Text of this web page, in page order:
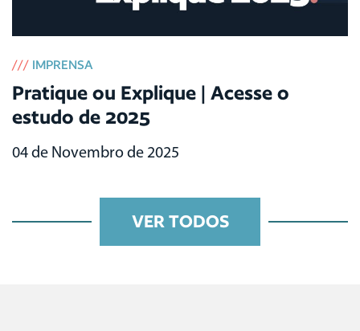
/// IMPRENSA
Pratique ou Explique | Acesse o
estudo de 2025
04 de Novembro de 2025
VER TODOS